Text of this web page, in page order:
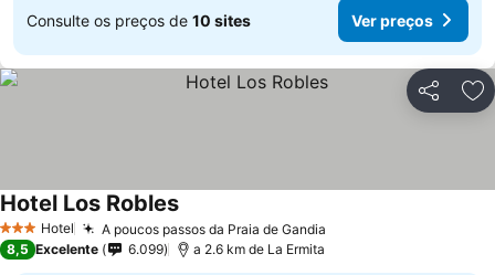
Consulte os preços de 10 sites Ver preços
Partilhar
3 EstrelasHotel A poucos passos da Praia de Gandia
Hotel Los RoblesVer preços
8,5 Excelente 6.099 a 2.6 km de La Ermita